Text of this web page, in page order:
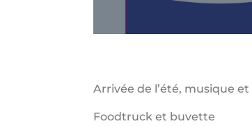
Arrivée de l’été, musique
Foodtruck et buvette